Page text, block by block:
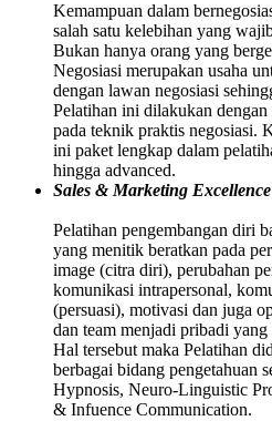
Kemampuan dalam
salah satu kelebihan yang
Bukan hanya orang yang
Negosiasi merupakan usaha
dengan lawan negosiasi
Pelatihan ini dilakukan
pada teknik praktis negosiasi.
ini paket lengkap dalam
hingga advanced.
Sales & Marketing Excellence
Pelatihan pengembangan diri
yang menitik beratkan pada
image (citra diri), perubahan
komunikasi intrapersonal,
(persuasi), motivasi dan juga
dan team menjadi pribadi
Hal tersebut maka Pelatihan
berbagai bidang pengetahuan
Hypnosis, Neuro-Linguistic
& Infuence Communication.